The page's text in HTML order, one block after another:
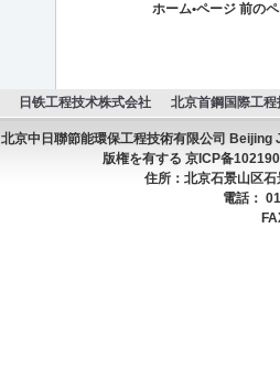
ホーム•ページ 前の
日铁工程技术株式会社 北京首鋼国際工
北京中日聯節能環保工程技術有限公司
版権を有する 京ICP备
住所：北京石景山区
電話：